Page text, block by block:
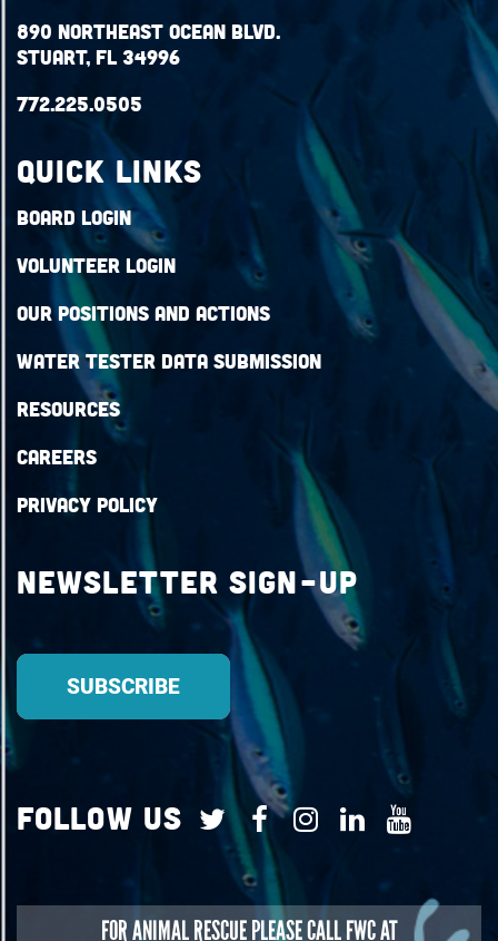
890 Northeast Ocean Blvd.
Stuart, FL 34996
772.225.0505
QUICK LINKS
Board Login
Volunteer Login
Our Positions and Actions
Water Tester Data Submission
Resources
Careers
Privacy Policy
Newsletter Sign-up
Follow Us
FORANIMAL RESCUEPLEASE CALL FWC AT